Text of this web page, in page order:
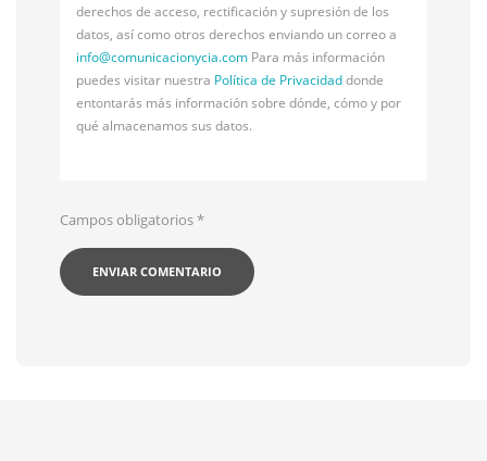
derechos de acceso, rectificación y supresión de los
datos, así como otros derechos enviando un correo a
info@comunicacionycia.com Para más información
puedes visitar nuestra Política de Privacidaddonde
entontarás más información sobre dónde, cómo y por
qué almacenamos sus datos.
Campos obligatorios*